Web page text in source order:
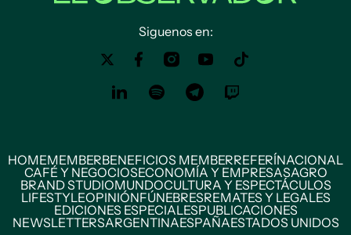
Siguenos en:
HOMEMEMBERBENEFICIOS MEMBERREFERÍNACIONAL
CAFÉ Y NEGOCIOSECONOMÍA Y EMPRESASAGRO
BRAND STUDIOMUNDOCULTURA Y ESPECTÁCULOS
LIFESTYLEOPINIÓNFÚNEBRESREMATES Y LEGALES
EDICIONES ESPECIALESPUBLICACIONES
NEWSLETTERSARGENTINAESPAÑAESTADOS UNIDOS